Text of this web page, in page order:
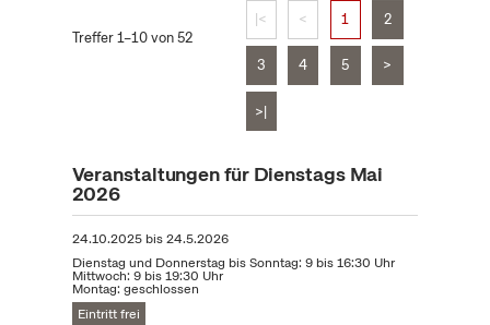
Treffer 1–10 von 52
|< < 1 2
3 4 5 >
>|
Veranstaltungen für Dienstags Mai
2026
24.10.2025bis24.5.2026
Dienstag und Donnerstag bis Sonntag: 9 bis 16:30 Uhr
Mittwoch: 9 bis 19:30 Uhr
Montag: geschlossen
Eintritt frei